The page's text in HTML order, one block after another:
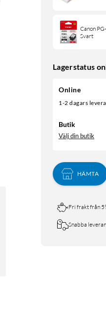
Canon
Svart
Lagerstatus
Online
1-2 dagars
Butik
Välj din butik
HÄMTA
Fri frakt från
Snabba